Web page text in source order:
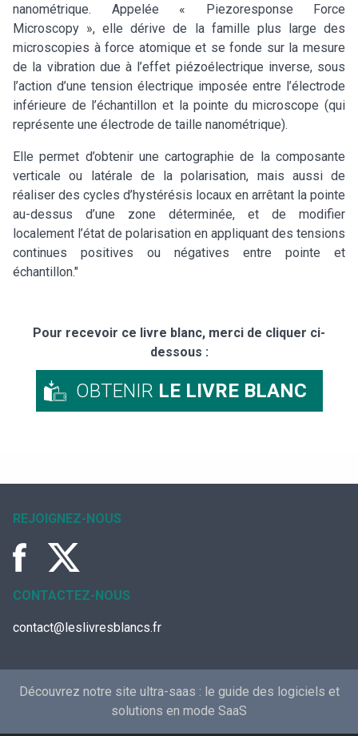
nanométrique. Appelée « Piezoresponse Force
Microscopy », elle dérive de la famille plus large des
microscopies à force atomique et se fonde sur la mesure
de la vibration due à l’effet piézoélectrique inverse, sous
l’action d’une tension électrique imposée entre l’électrode
inférieure de l’échantillon et la pointe du microscope (qui
représente une électrode de taille nanométrique).
Elle permet d’obtenir une cartographie de la composante
verticale ou latérale de la polarisation, mais aussi de
réaliser des cycles d’hystérésis locaux en arrêtant la pointe
au-dessus d’une zone déterminée, et de modifier
localement l’état de polarisation en appliquant des tensions
continues positives ou négatives entre pointe et
échantillon."
Pour recevoir ce livre blanc, merci de cliquer ci-
dessous :
OBTENIR LE LIVRE BLANC
REJOIGNEZ-NOUS
CONTACTEZ-NOUS
contact@leslivresblancs.fr
Découvrez notre site ultra-saas : le guide des logiciels et
solutions en mode SaaS